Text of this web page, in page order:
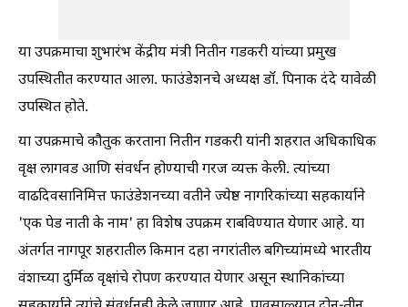
या उपक्रमाचा शुभारंभ केंद्रीय मंत्री नितीन गडकरी यांच्या प्रमुख
उपस्थितीत करण्यात आला. फाउंडेशनचे अध्यक्ष डॉ. पिनाक दंदे यावेळी
उपस्थित होते.
या उपक्रमाचे कौतुक करताना नितीन गडकरी यांनी शहरात अधिकाधिक
वृक्ष लागवड आणि संवर्धन होण्याची गरज व्यक्त केली. त्यांच्या
वाढदिवसानिमित्त फाउंडेशनच्या वतीने ज्येष्ठ नागरिकांच्या सहकार्याने
'एक पेड नाती के नाम' हा विशेष उपक्रम राबविण्यात येणार आहे. या
अंतर्गत नागपूर शहरातील किमान दहा नगरांतील बगिच्यांमध्ये भारतीय
वंशाच्या दुर्मिळ वृक्षांचे रोपण करण्यात येणार असून स्थानिकांच्या